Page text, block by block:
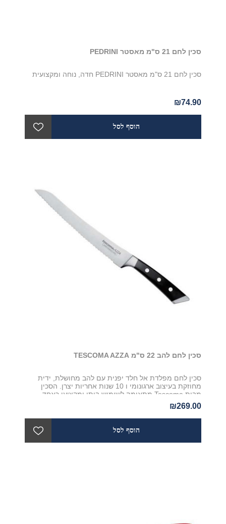
סכין לחם 21 ס"מ מאסטר PEDRINI
סכין לחם 21 ס"מ מאסטר PEDRINI חדה, נוחה ומקצועית
₪74.90
סכין לחם להב 22 ס"מ TESCOMA AZZA
סכין לחם מפלדת אל חלד יפנית עם להב מחושלת, ידית
מחוזקת בעיצוב ארגונומי ו 10 שנות אחריות יצרן. הסכין
מבית Tescoma מתאימה לשימוש ביתי ומקצועי כאחד
₪269.00